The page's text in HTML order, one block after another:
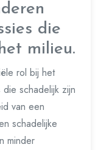
die
milieu.
rol bij het
schadelijk zijn
van een
schadelijke
minder